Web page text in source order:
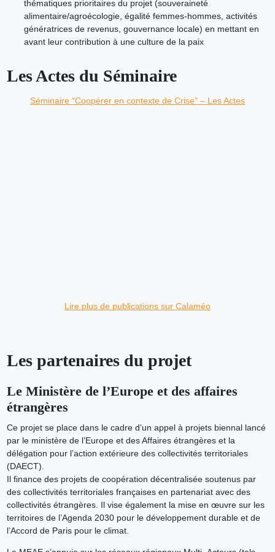
thématiques prioritaires du projet (souveraineté
alimentaire/agroécologie, égalité femmes-hommes, activités
génératrices de revenus, gouvernance locale) en mettant en
avant leur contribution à une culture de la paix
Les Actes du Séminaire
Séminaire “Coopérer en contexte de Crise” – Les Actes
Lire plus de publications sur Calaméo
Les partenaires du projet
Le Ministère de l’Europe et des affaires
étrangères
Ce projet se place dans le cadre d’un appel à projets biennal lancé
par le ministère de l’Europe et des Affaires étrangères et la
délégation pour l’action extérieure des collectivités territoriales
(DAECT).
Il finance des projets de coopération décentralisée soutenus par
des collectivités territoriales françaises en partenariat avec des
collectivités étrangères. Il vise également la mise en œuvre sur les
territoires de l’Agenda 2030 pour le développement durable et de
l’Accord de Paris pour le climat.